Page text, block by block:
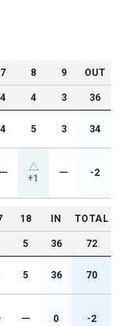
7 8 9 OUT
4 4 3 36
4 5 3 34
ー +1 ー -2
18 IN TOTAL
5 36 72
5 36 70
ー 0 -2